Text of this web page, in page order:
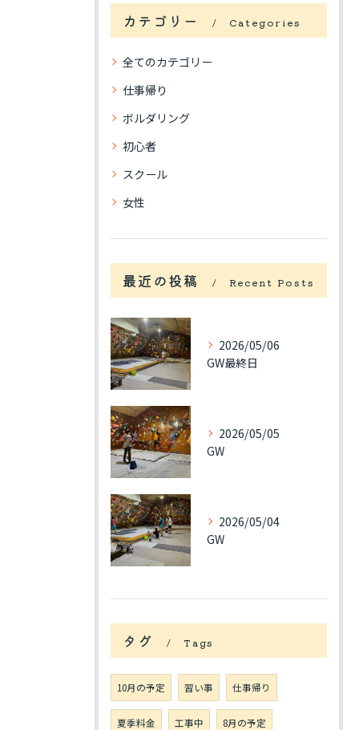
カテゴリー Categories
全てのカテゴリー
仕事帰り
ボルダリング
初心者
スクール
女性
最近の投稿 Recent Posts
2026/05/06
GW最終日
2026/05/05
GW
2026/05/04
GW
タグ Tags
10月の予定 習い事 仕事帰り
夏季料金 工事中 8月の予定